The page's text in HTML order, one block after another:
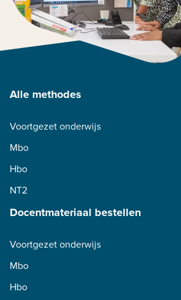
Alle methodes
Voortgezet onderwijs
Mbo
Hbo
NT2
Docentmateriaal bestellen
Voortgezet onderwijs
Mbo
Hbo